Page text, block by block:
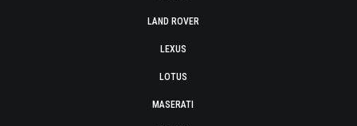
LAND ROVER
LEXUS
LOTUS
MASERATI